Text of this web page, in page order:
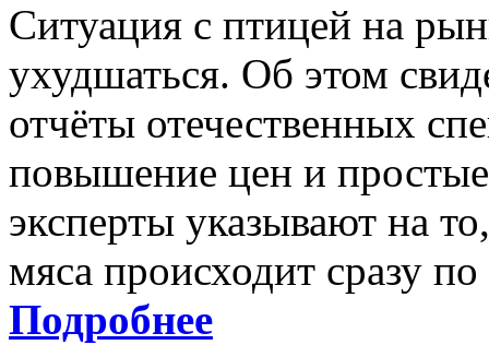
Ситуация с птицей на
ухудшаться. Об этом
отчёты отечественных
повышение цен и
эксперты указывают на
мяса происходит сразу
Подробнее